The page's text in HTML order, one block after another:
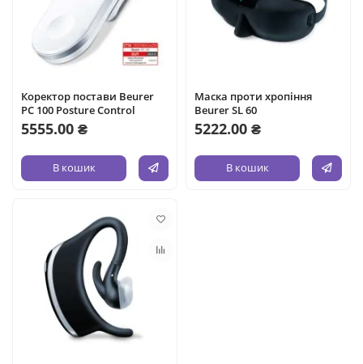
Коректор постави Beurer
PC 100 Posture Control
5555.00 ₴
В кошик
Маска проти хропіння
Beurer SL 60
5222.00 ₴
В кошик